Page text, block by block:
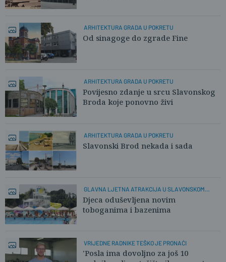
ARHITEKTURA GRADA U POKRETU
Od sinagoge do zgrade Fine
ARHITEKTURA GRADA U POKRETU
Povijesno zdanje u srcu Slavonskog
Broda koje ponovno živi
ARHITEKTURA GRADA U POKRETU
Slavonski Brod nekada i sada
GLAVNA LJETNA ATRAKCIJA U SLAVONSKOM
BRODU
Djeca oduševljena novim
toboganima i bazenima
VRIJEDNE RADNIKE TEŠKO JE PRONAĆI
'Posla ima dovoljno za još 10